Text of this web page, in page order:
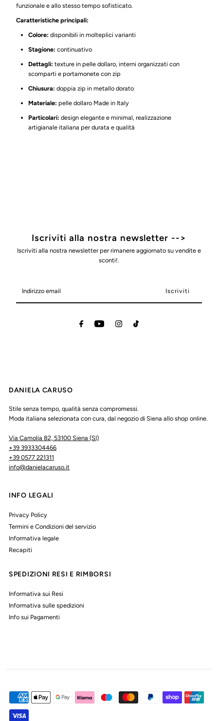
funzionale e allo stesso tempo sofisticato.
Caratteristiche principali:
Colore: disponibili in molteplici varianti
Stagione: continuativo
Dettagli: texture in pelle dollaro, interni organizzati con
scomparti e portamonete con zip
Chiusura: doppia zip in metallo dorato
Materiale: pelle dollaro Made in Italy
Particolari: design elegante e minimal, realizzazione
artigianale italiana per durata e qualità
Iscriviti alla nostra newsletter -->
Iscriviti alla nostra newsletter per rimanere aggiornato su vendite e
sconti!.
email
DANIELA CARUSO
Stile senza tempo, qualità senza compromessi.
Moda italiana selezionata con cura, dal negozio di Siena allo shop online.
Via Camolia 82, 53100 Siena (SI)
+39 3933304466
+39 0577 221311
info@danielacaruso.it
INFO LEGALI
Privacy Policy
Termini e Condizioni del servizio
Informativa legale
Recapiti
SPEDIZIONI RESI E RIMBORSI
Informativa sui Resi
Informativa sulle spedizioni
Info sui Pagamenti